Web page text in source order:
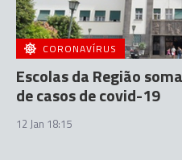
CORONAVÍRUS
Escolas da Região
de casos de covid-19
12 Jan 18:15